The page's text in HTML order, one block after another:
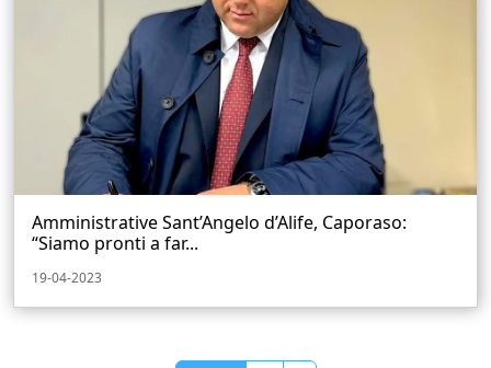
Amministrative Sant’Angelo d’Alife, Caporaso:
“Siamo pronti a far...
19-04-2023